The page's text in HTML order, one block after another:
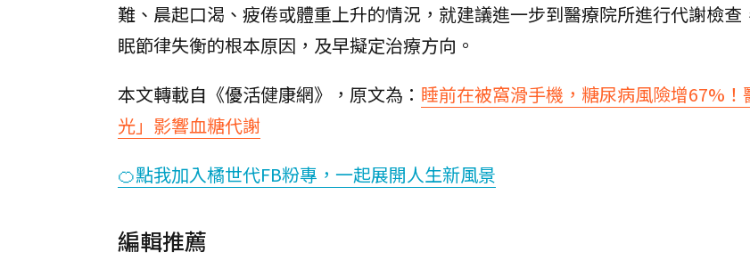
難、晨起口渴、疲倦或體重上升的情況，就建議進一步到醫療院所進行代謝檢查
眠節律失衡的根本原因，及早擬定治療方向。
本文轉載自《優活健康網》，原文為： 睡前在被窩滑手機，糖尿病風險增67%！
光」影響血糖代謝
🍊點我加入橘世代FB粉專，一起展開人生新風景
編輯推薦